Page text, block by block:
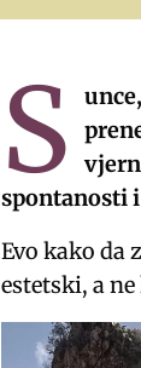
S
spontanosti
Evo kako da
estetski, a